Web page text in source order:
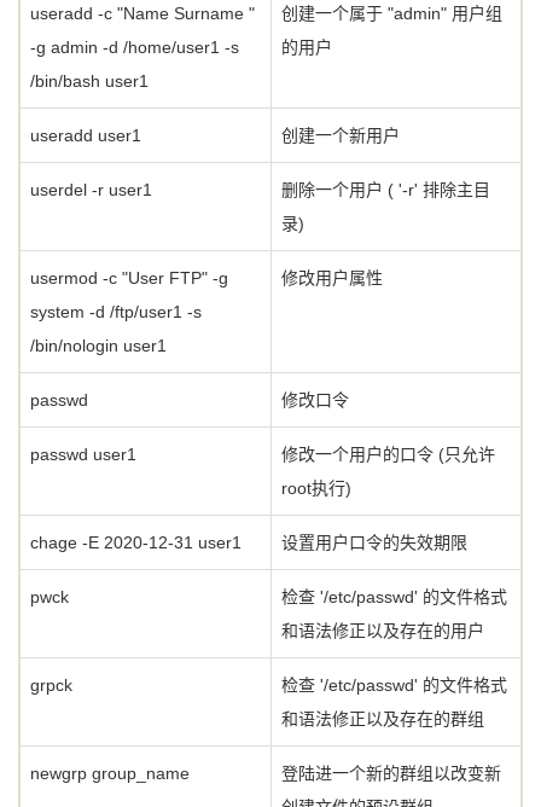
useradd -c "Name Surname "
-g admin -d /home/user1 -s
/bin/bash user1
创建一个属于 "admin" 用户组
的用户
useradd user1 创建一个新用户
userdel -r user1
删除一个用户 ( '-r' 排除主目
录)
usermod -c "User FTP" -g
system -d /ftp/user1 -s
/bin/nologin user1
修改用户属性
passwd 修改口令
passwd user1
修改一个用户的口令 (只允许
root执行)
chage -E 2020-12-31 user1 设置用户口令的失效期限
pwck
检查 '/etc/passwd' 的文件格式
和语法修正以及存在的用户
grpck
检查 '/etc/passwd' 的文件格式
和语法修正以及存在的群组
newgrp group_name
登陆进一个新的群组以改变新